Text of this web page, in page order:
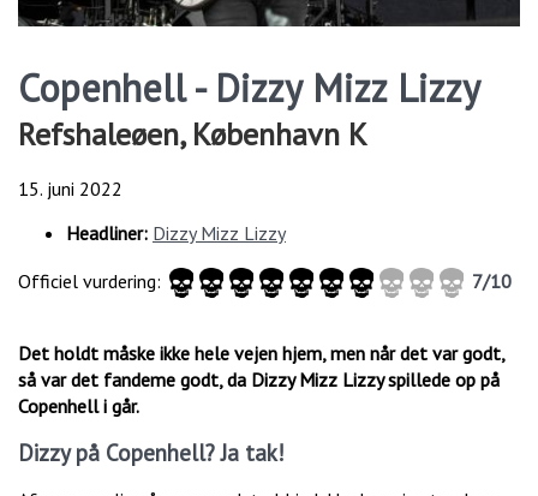
Copenhell - Dizzy Mizz Lizzy
Refshaleøen, København K
15. juni 2022
Headliner: Dizzy Mizz Lizzy
Officiel vurdering:
7/10
Det holdt måske ikke hele vejen hjem, men når det var godt,
så var det fandeme godt, da Dizzy Mizz Lizzy spillede op på
Copenhell i går.
Dizzy på Copenhell?Ja tak!